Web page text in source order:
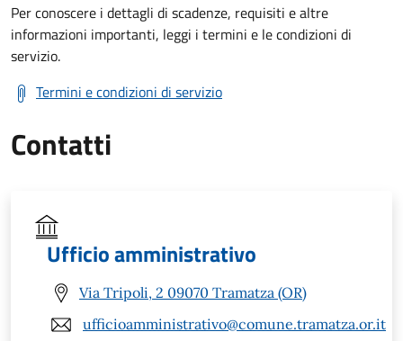
Per conoscere i dettagli di scadenze, requisiti e altre
informazioni importanti, leggi i termini e le condizioni di
servizio.
Termini e condizioni di servizio
Contatti
Ufficio amministrativo
Via Tripoli, 2 09070 Tramatza (OR)
ufficioamministrativo@comune.tramatza.or.it